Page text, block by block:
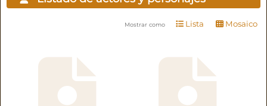
Mostrar como Lista Mosaico